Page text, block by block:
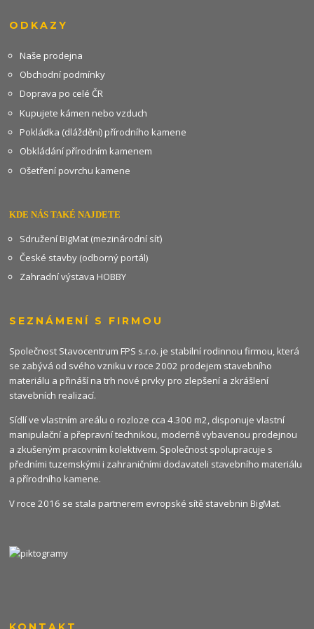
ODKAZY
Naše prodejna
Obchodní podmínky
Doprava po celé ČR
Kupujete kámen nebo vzduch
Pokládka (dláždění) přírodního kamene
Obkládání přírodním kamenem
Ošetření povrchu kamene
KDE NÁS TAKÉ NAJDETE
Sdružení BIgMat (mezinárodní síť)
České stavby (odborný portál)
Zahradní výstava HOBBY
SEZNÁMENÍ S FIRMOU
Společnost Stavocentrum FPS s.r.o. je stabilní rodinnou firmou, která
se zabývá od svého vzniku v roce 2002 prodejem stavebního
materiálu a přináší na trh nové prvky pro zlepšení a zkrášlení
stavebních realizací.
Sídlí ve vlastním areálu o rozloze cca 4.300 m2, disponuje vlastní
manipulační a přepravní technikou, moderně vybavenou prodejnou
a zkušeným pracovním kolektivem. Společnost spolupracuje s
předními tuzemskými i zahraničními dodavateli stavebního materiálu
a přírodního kamene.
V roce 2016 se stala partnerem evropské sítě stavebnin BigMat.